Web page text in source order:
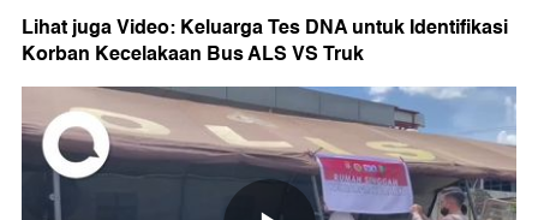
Lihat juga Video: Keluarga Tes DNA untuk Identifikasi
Korban Kecelakaan Bus ALS VS Truk